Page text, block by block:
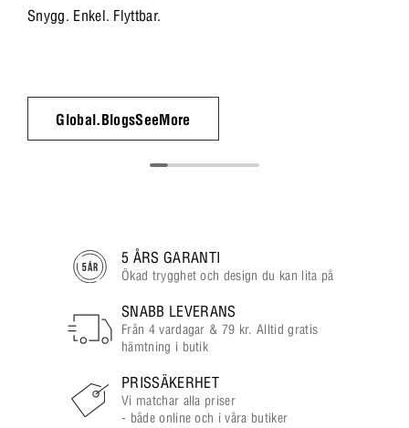
Snygg. Enkel. Flyttbar.
Global.BlogsSeeMore
5 ÅRS GARANTI
Ökad trygghet och design du kan lita på
SNABB LEVERANS
Från 4 vardagar & 79 kr. Alltid gratis
hämtning i butik
PRISSÄKERHET
Vi matchar alla priser
- både online och i våra butiker